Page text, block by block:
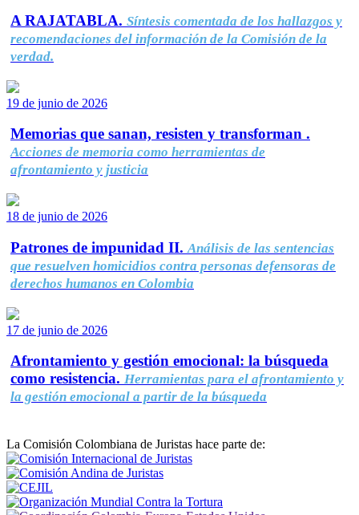
A RAJATABLA. Síntesis comentada de los hallazgos y
recomendaciones del información de la Comisión de la
verdad.
19 de junio de 2026
Memorias que sanan, resisten y transforman .
Acciones de memoria como herramientas de
afrontamiento y justicia
18 de junio de 2026
Patrones de impunidad II. Análisis de las sentencias
que resuelven homicidios contra personas defensoras de
derechos humanos en Colombia
17 de junio de 2026
Afrontamiento y gestión emocional: la búsqueda
como resistencia. Herramientas para el afrontamiento y
la gestión emocional a partir de la búsqueda
La Comisión Colombiana de Juristas hace parte de: